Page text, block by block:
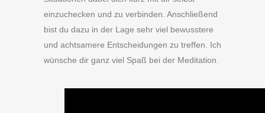
einzuchecken und zu verbinden. Anschließend
bist du dazu in der Lage sehr viel bewusstere
und achtsamere Entscheidungen zu treffen. Ich
wünsche dir ganz viel Spaß bei der Meditation.